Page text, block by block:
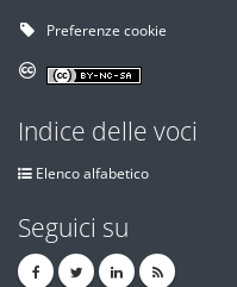
Preferenze cookie
Indice delle voci
Elenco alfabetico
Seguici su